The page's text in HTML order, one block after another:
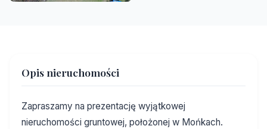
Opis nieruchomości
Zapraszamy na prezentację wyjątkowej
nieruchomości gruntowej, położonej w Mońkach.